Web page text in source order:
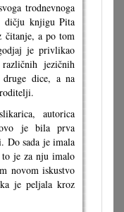
trodnevnoga
dičju knjigu Pita
čitanje, a po tom
je privlikao
jezičnih
dice, a na
autorica
je bila prva
Do sada je imala
je za nju imalo
novom iskustvo
je peljala kroz